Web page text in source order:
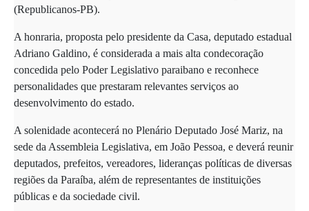
(Republicanos-PB).
A honraria, proposta pelo presidente da Casa, deputado estadual
Adriano Galdino, é considerada a mais alta condecoração
concedida pelo Poder Legislativo paraibano e reconhece
personalidades que prestaram relevantes serviços ao
desenvolvimento do estado.
A solenidade acontecerá no Plenário Deputado José Mariz, na
sede da Assembleia Legislativa, em João Pessoa, e deverá reunir
deputados, prefeitos, vereadores, lideranças políticas de diversas
regiões da Paraíba, além de representantes de instituições
públicas e da sociedade civil.